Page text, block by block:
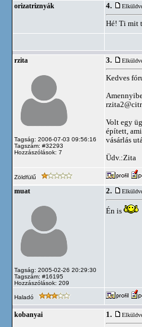
orizatriznyák 4.
Hé! Ti mit
rzita
Tagság: 2006-07-03 09:56:16
Tagszám: #32293
Hozzászólások: 7
3.
Kedves
Volt egy
épített,
vásárlás
Üdv.:Zita
Zöldfülű
muat
Tagság: 2005-02-26 20:29:30
Tagszám: #16195
Hozzászólások: 209
2.
Én is
Haladó
kobanyai 1.